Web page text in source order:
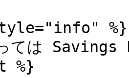
%}
ては Savings
%}